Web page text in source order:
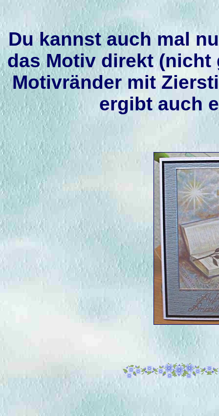
Du kannst auch mal
das Motiv direkt (nicht
Motivränder mit
ergibt auch